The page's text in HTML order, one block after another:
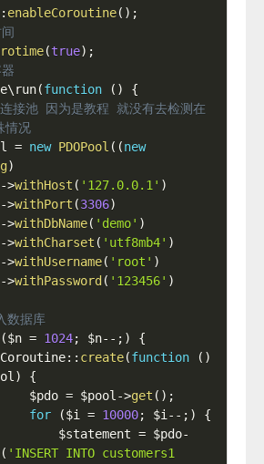
enableCoroutine( ) ;
(true) ;
run(function ( )
{
接池 因为是教程 就没有去检测在
情况
= new PDOPool ( (new
)
->withHost ( '127.0.0.1' )
->withPort (3306)
->withDbName( 'demo' )
->withCharset ( 'utf8mb4' )
->withUsername( 'root' )
->withPassword ( '123456' )
数据库
($n = 1024; $n-- ; )
{
Coroutine:: create(function ( )
)
{
$pdo = $pool ->get ( ) ;
for
($i = 10000; $i -- ; )
{
$statement = $pdo-
( 'INSERT INTO customers1